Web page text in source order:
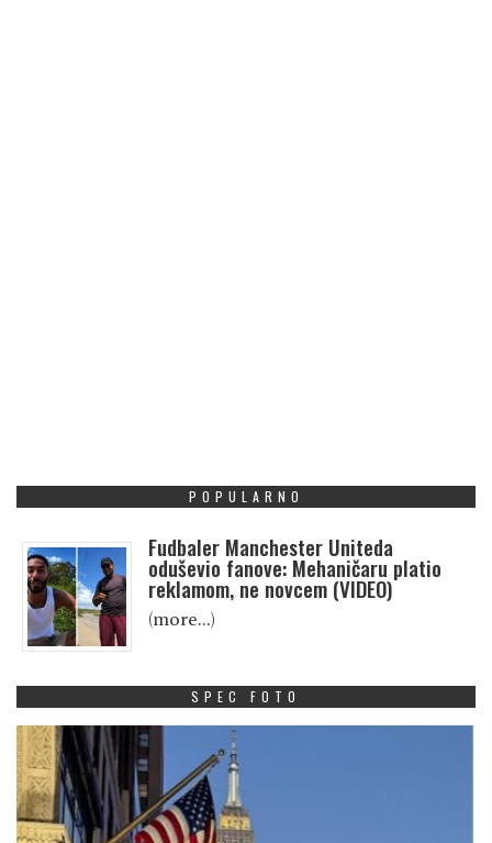
POPULARNO
Fudbaler Manchester Uniteda
oduševio fanove: Mehaničaru platio
reklamom, ne novcem (VIDEO)
(more…)
SPEC FOTO